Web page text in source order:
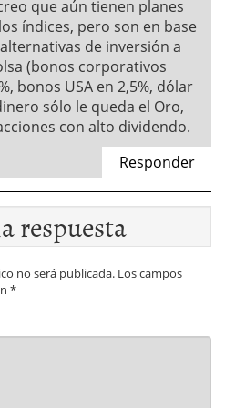
que aún tienen planes
índices, pero son en base
de inversión a
(bonos corporativos
bonos USA en 2,5%, dólar
sólo le queda el Oro,
con alto dividendo.
Responder
respuesta
no será publicada. Los campos
*